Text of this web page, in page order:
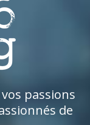
passions
de